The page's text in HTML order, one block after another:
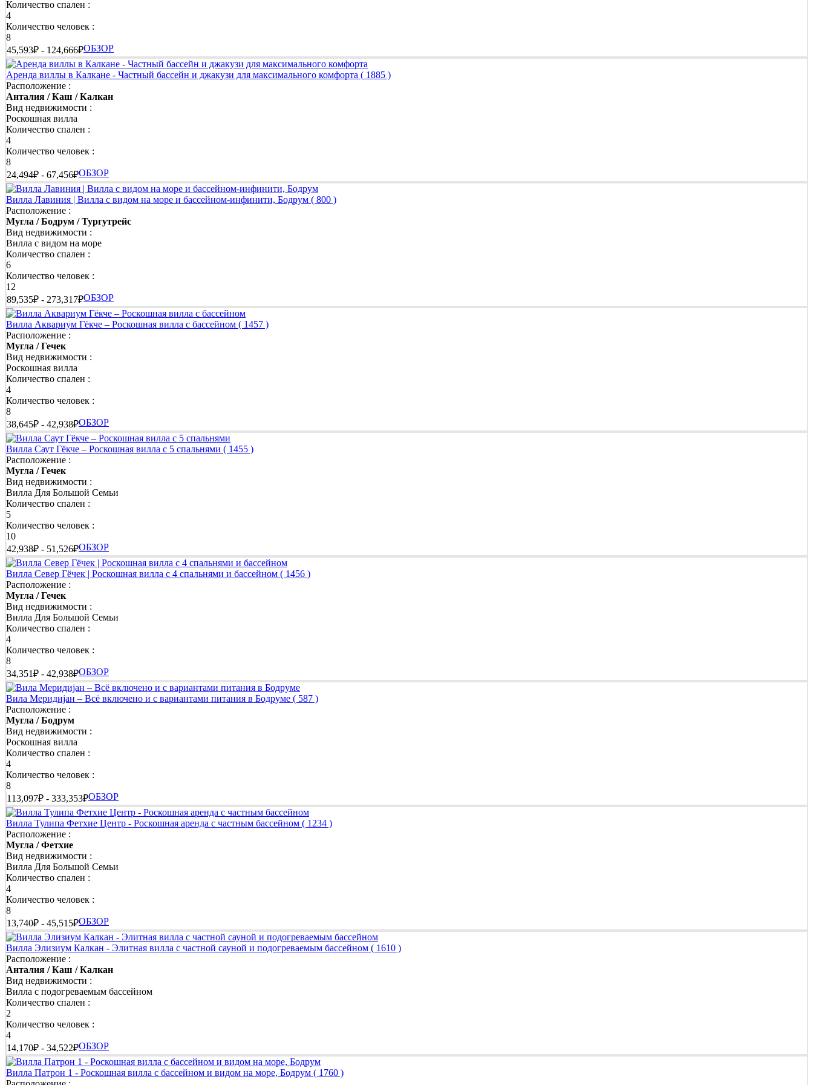
Количество спален :
4
Количество человек :
8
45,593₽ - 124,666₽ОБЗОР
Аренда виллы в Калкане - Частный бассейн и джакузи для максимального комфорта ( 1885 )
Расположение :
Анталия / Каш / Калкан
Вид недвижимости :
Роскошная вилла
Количество спален :
4
Количество человек :
8
24,494₽ - 67,456₽ОБЗОР
Вилла Лавиния | Вилла с видом на море и бассейном-инфинити, Бодрум ( 800 )
Расположение :
Мугла / Бодрум / Тургутрейс
Вид недвижимости :
Вилла с видом на море
Количество спален :
6
Количество человек :
12
89,535₽ - 273,317₽ОБЗОР
Вилла Аквариум Гёкче – Роскошная вилла с бассейном ( 1457 )
Расположение :
Мугла / Гечек
Вид недвижимости :
Роскошная вилла
Количество спален :
4
Количество человек :
8
38,645₽ - 42,938₽ОБЗОР
Вилла Саут Гёкче – Роскошная вилла с 5 спальнями ( 1455 )
Расположение :
Мугла / Гечек
Вид недвижимости :
Вилла Для Большой Семьи
Количество спален :
5
Количество человек :
10
42,938₽ - 51,526₽ОБЗОР
Вилла Север Гёчек | Роскошная вилла с 4 спальнями и бассейном ( 1456 )
Расположение :
Мугла / Гечек
Вид недвижимости :
Вилла Для Большой Семьи
Количество спален :
4
Количество человек :
8
34,351₽ - 42,938₽ОБЗОР
Вила Меридијан – Всё включено и с вариантами питания в Бодруме ( 587 )
Расположение :
Мугла / Бодрум
Вид недвижимости :
Роскошная вилла
Количество спален :
4
Количество человек :
8
113,097₽ - 333,353₽ОБЗОР
Вилла Тулипа Фетхие Центр - Роскошная аренда с частным бассейном ( 1234 )
Расположение :
Мугла / Фетхие
Вид недвижимости :
Вилла Для Большой Семьи
Количество спален :
4
Количество человек :
8
13,740₽ - 45,515₽ОБЗОР
Вилла Элизиум Калкан - Элитная вилла с частной сауной и подогреваемым бассейном ( 1610 )
Расположение :
Анталия / Каш / Калкан
Вид недвижимости :
Вилла с подогреваемым бассейном
Количество спален :
2
Количество человек :
4
14,170₽ - 34,522₽ОБЗОР
Вилла Патрон 1 - Роскошная вилла с бассейном и видом на море, Бодрум ( 1760 )